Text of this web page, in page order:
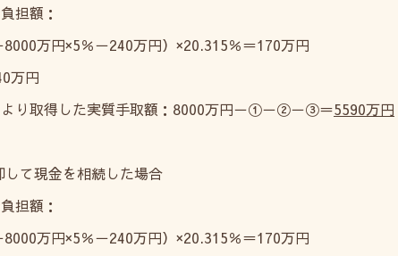
担額：
万円×5％－240万円）×20.315％＝170万円
万円
り取得した実質手取額：8000万円－①－②－③＝5590万円
て現金を相続した場合
担額：
万円×5％－240万円）×20.315％＝170万円